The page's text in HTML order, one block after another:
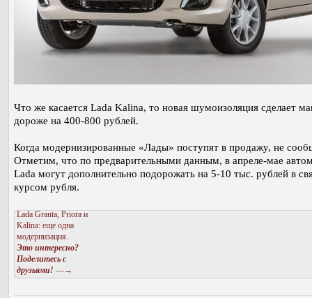
Что же касается Lada Kalina, то новая шумоизоляция сделает
дороже на 400-800 рублей.
Когда модернизированные «Лады» поступят в продажу, не
Отметим, что по предварительными данным, в апреле-мае
Lada могут дополнительно подорожать на 5-10 тыс. рублей в
курсом рубля.
Lada Granta, Priora и
Kalina: еще одна
модернизация.
Это интересно?
Поделитесь с
друзьями! —→